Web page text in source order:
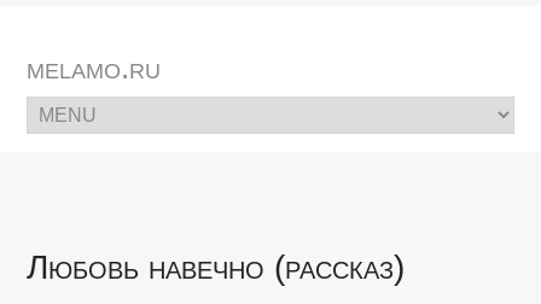
melamo.ru
Любовь навечно (рассказ)